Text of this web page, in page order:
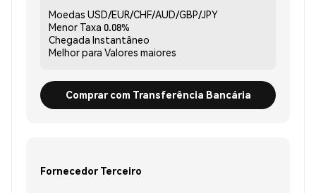
Moedas USD/EUR/CHF/AUD/GBP/JPY
Menor Taxa 0.08%
Chegada Instantâneo
Melhor para Valores maiores
Comprar com Transferência Bancária
Fornecedor Terceiro